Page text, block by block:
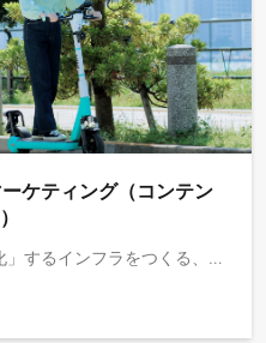
ケティング（コンテン
Luupでは、街じゅうを「駅前化」するインフラをつくる、というミッションを掲げ、電動キックボードや小型電動アシスト自転車などの「電動マイクロモビリティ」を取り扱うシェアリングサービスを展開しています。 LUUPというサービス自体は多くの方に知って頂いていますが、その意義や利用シーンを十分に伝えきれていないのが現状です。そのため私たちは、様々なマーケティング施策を通じて、生活者のサービス理解度や利用意向をあげるためのマーケティング活動をしています。 広告プロモーションの企画立案・制作進行、効果測定などマーケティング業務全般のサポートと、X、Tiktok、Instagram、LUUP LetterといったオウンドSNSの企画制作・運用をしてくださる方を募集します。 【具体的な業務】 ＜マーケティング業務サポート＞ ・資料作成 ・ツールを使った簡単なデータ分析 ・キャンペーン事務局作業 ・リサーチ、情報収集 ・プロモーション施策のアイディア出し ＜コンテンツ制作＞ ・コンテンツの企画/設計 ・スケジュールと進行の管理 ・ライティング ・写真や動画の撮影、編集 ・投稿管理・データ分析、レポーティング ・その他業務を遂行する上での社内連携、調整など 【仕事の魅力】 ・電動マイクロモビリティシェアという新規カテゴリーをリードし、市場形成をしていくブランドのマーケティングに関わることができます。 ・社会インフラを目指している規模感のあるチャレンジに挑む経験ができます。 ・少数精鋭チームの一員として、裁量の大きさ、スピード感を他ではなかなか詰めない経験ができます。 ・マーケティングPDCAの一連の流れを間近で見ることができます。コンテンツ制作までご担当いただくことで、マーケティングの上流からアウトプットまでを一気通貫して学ぶことができます。 ・X、TikTok、Instagramなどの主要SNSにおける企画、撮影、編集など即戦力になるスキルを横断的に身につけることができます。